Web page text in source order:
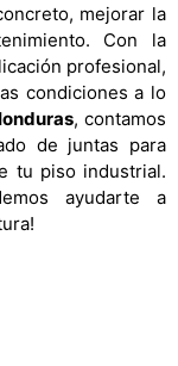
mejorar la
Con la
profesional,
condiciones a lo
, contamos
de juntas para
tu piso industrial.
ayudarte a